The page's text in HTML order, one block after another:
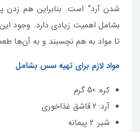
شدن آرد” است. بنابراین هم زدن
بشامل اهمیت زیادی دارد. وجود
تا مواد به هم نچسبند و به آن‌ها
مواد لازم برای تهیه سس بشامل
کره: 50 گرم
آرد: 2 قاشق غذاخوری
شیر: 2 پیمانه